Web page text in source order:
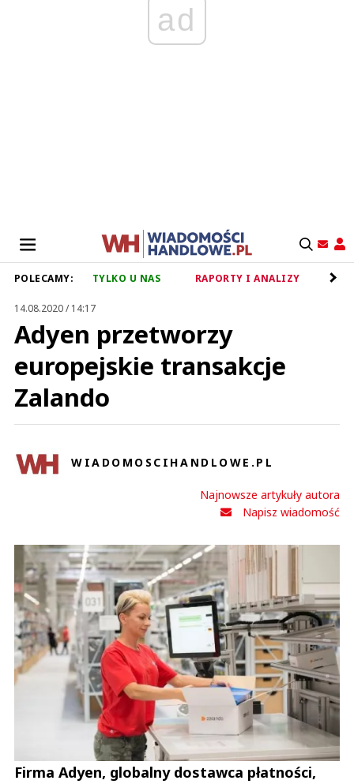
ad
POLECAMY: TYLKO U NAS RAPORTY I ANALIZY
14.08.2020 / 14:17
Adyen przetworzy
europejskie transakcje
Zalando
WIADOMOSCIHANDLOWE.PL
Najnowsze artykuły autora
Napisz wiadomość
Firma Adyen, globalny dostawca płatności,